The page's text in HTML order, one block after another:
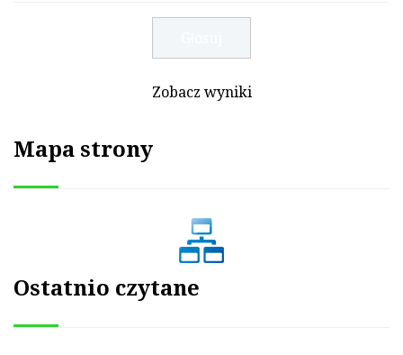
Zobacz wyniki
Mapa strony
Ostatnio czytane